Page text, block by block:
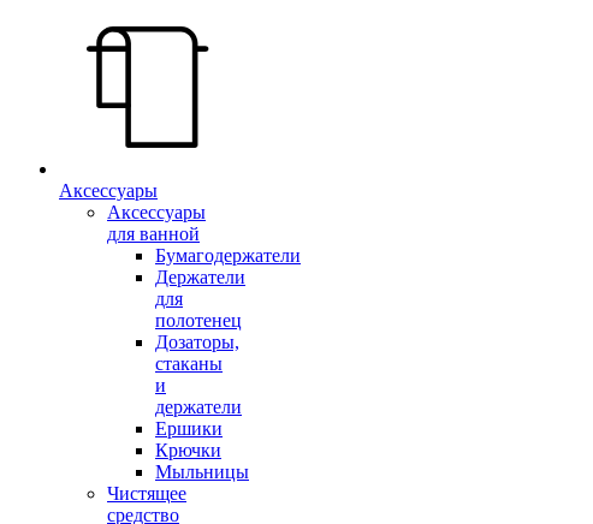
Аксессуары
Аксессуары
для ванной
Бумагодержатели
Держатели
для
полотенец
Дозаторы,
стаканы
и
держатели
Ершики
Крючки
Мыльницы
Чистящее
средство